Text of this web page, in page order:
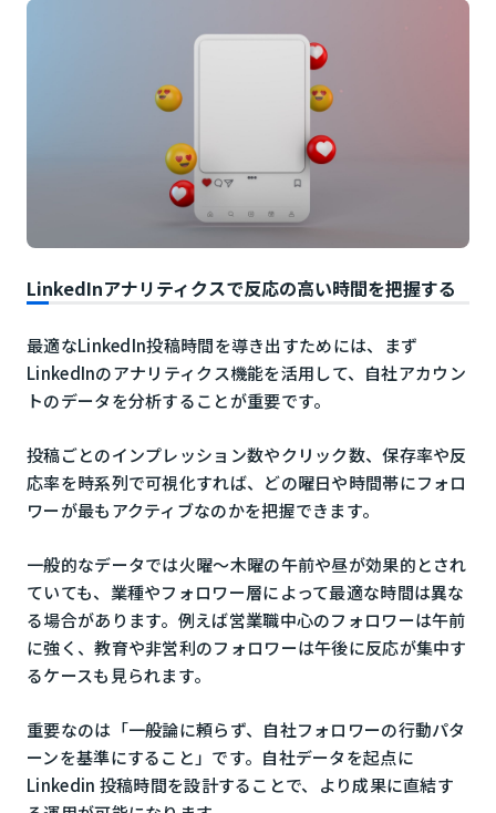
LinkedInアナリティクスで反応の高い時間を把握する
最適なLinkedIn投稿時間を導き出すためには、まず
LinkedInのアナリティクス機能を活用して、自社アカウン
トのデータを分析することが重要です。
投稿ごとのインプレッション数やクリック数、保存率や反
応率を時系列で可視化すれば、どの曜日や時間帯にフォロ
ワーが最もアクティブなのかを把握できます。
一般的なデータでは火曜〜木曜の午前や昼が効果的とされ
ていても、業種やフォロワー層によって最適な時間は異な
る場合があります。例えば営業職中心のフォロワーは午前
に強く、教育や非営利のフォロワーは午後に反応が集中す
るケースも見られます。
重要なのは「一般論に頼らず、自社フォロワーの行動パタ
ーンを基準にすること」です。自社データを起点に
Linkedin 投稿時間を設計することで、より成果に直結す